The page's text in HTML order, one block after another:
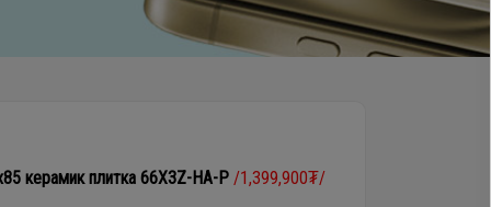
керамик плитка 66X3Z-HA-P /1,399,900₮/